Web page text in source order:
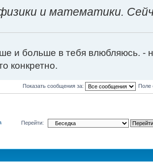
и математики.
и больше в тебя влюбляюсь. -
конкретно.
Показать сообщения за: Поле
Перейти: